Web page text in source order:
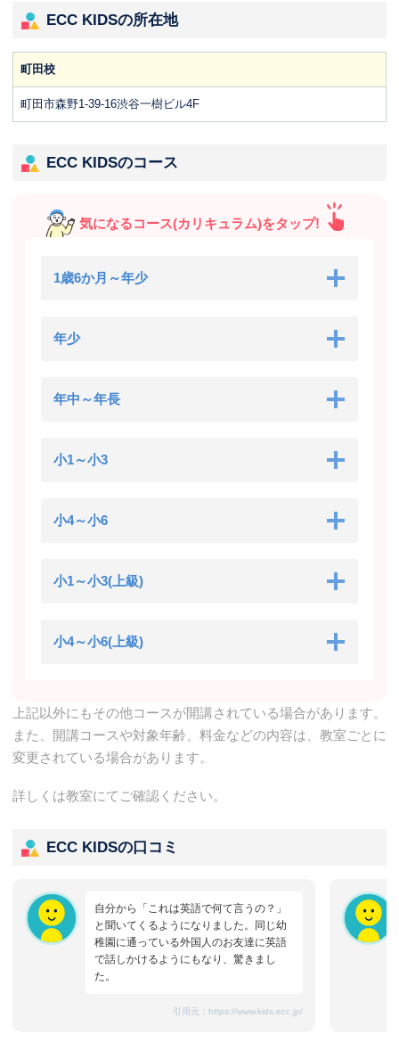
ECC KIDSの所在地
町田校
町田市森野1-39-16渋谷一樹ビル4F
ECC KIDSのコース
気になるコース(カリキュラム)をタップ!
1歳6か月～年少
年少
年中～年長
小1～小3
小4～小6
小1～小3(上級)
小4～小6(上級)
上記以外にもその他コースが開講されている場合があります。
また、開講コースや対象年齢、料金などの内容は、教室ごとに
変更されている場合があります。
詳しくは教室にてご確認ください。
ECC KIDSの口コミ
自分から「これは英語で何て言うの？」
と聞いてくるようになりました。同じ幼
稚園に通っている外国人のお友達に英語
で話しかけるようにもなり、驚きまし
た。
引用元： https://www.kids.ecc.jp/